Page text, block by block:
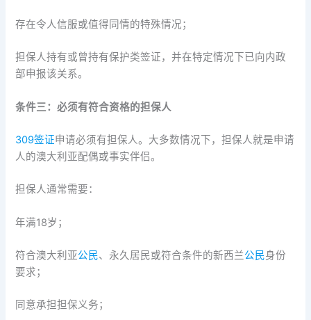
存在令人信服或值得同情的特殊情况；
担保人持有或曾持有保护类签证，并在特定情况下已向内政
部申报该关系。
条件三：必须有符合资格的担保人
309签证申请必须有担保人。大多数情况下，担保人就是申请
人的澳大利亚配偶或事实伴侣。
担保人通常需要：
年满18岁；
符合澳大利亚公民、永久居民或符合条件的新西兰公民身份
要求；
同意承担担保义务；